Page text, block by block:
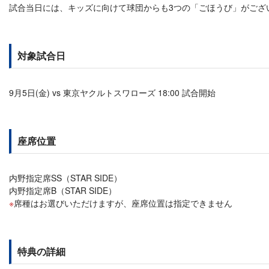
試合当日には、キッズに向けて球団からも3つの「ごほうび」がござ
対象試合日
9月5日(金) vs 東京ヤクルトスワローズ 18:00 試合開始
座席位置
内野指定席SS（STAR SIDE）
内野指定席B（STAR SIDE）
席種はお選びいただけますが、座席位置は指定できません
特典の詳細